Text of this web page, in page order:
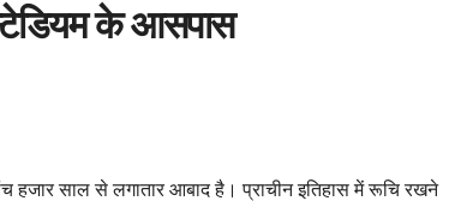
के आसपास
हजार साल से लगातार आबाद है। प्राचीन इतिहास में रूचि रखने